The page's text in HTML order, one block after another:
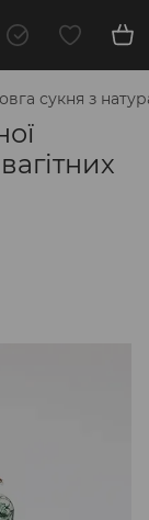
сукня з